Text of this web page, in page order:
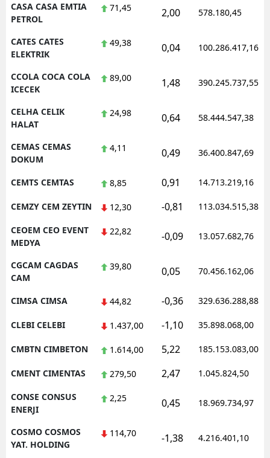
CASA CASA EMTIA
PETROL
71,45 2,00 578.180,45
CATES CATES
ELEKTRIK
49,38 0,04 100.286.417,16
CCOLA COCA COLA
ICECEK
89,00 1,48 390.245.737,55
CELHA CELIK
HALAT
24,98 0,64 58.444.547,38
CEMAS CEMAS
DOKUM
4,11 0,49 36.400.847,69
CEMTS CEMTAS 8,85 0,91 14.713.219,16
CEMZY CEM ZEYTIN 12,30 -0,81 113.034.515,38
CEOEM CEO EVENT
MEDYA
22,82 -0,09 13.057.682,76
CGCAM CAGDAS
CAM
39,80 0,05 70.456.162,06
CIMSA CIMSA 44,82 -0,36 329.636.288,88
CLEBI CELEBI 1.437,00 -1,10 35.898.068,00
CMBTN CIMBETON 1.614,00 5,22 185.153.083,00
CMENT CIMENTAS 279,50 2,47 1.045.824,50
CONSE CONSUS
ENERJI
2,25 0,45 18.969.734,97
COSMO COSMOS
YAT. HOLDING
114,70 -1,38 4.216.401,10